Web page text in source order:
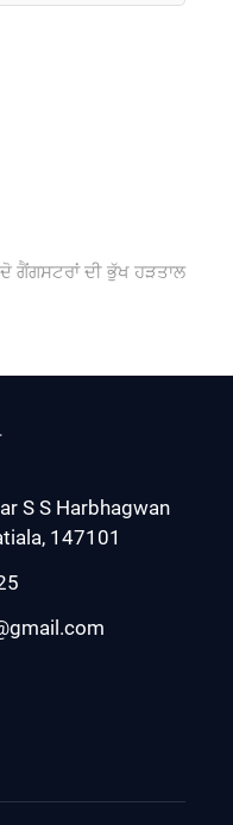
ਗੈਂਗਸਟਰਾਂ ਦੀ ਭੁੱਖ ਹੜਤਾਲ
S S Harbhagwan
147101